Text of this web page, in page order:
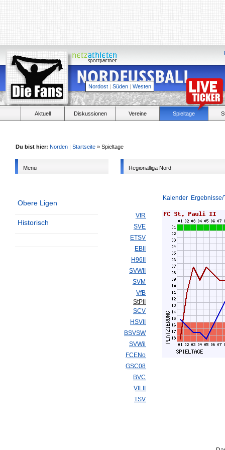
Nordost | Süden | Westen
Aktuell Diskussionen Vereine Spieltage
Du bist hier: Norden | Startseite » Spieltage
Menü
Obere Ligen
Historisch
Regionalliga Nord
Kalender
VfR
SVE
ETSV
EBII
H96II
SVWII
SVM
VfB
StPII
SCV
HSVII
BSVSW
SVWil
FCENo
GSC08
BVC
VfLII
TSV